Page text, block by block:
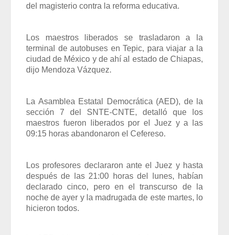
del magisterio contra la reforma educativa.
Los maestros liberados se trasladaron a la
terminal de autobuses en Tepic, para viajar a la
ciudad de México y de ahí al estado de Chiapas,
dijo Mendoza Vázquez.
La Asamblea Estatal Democrática (AED), de la
sección 7 del SNTE-CNTE, detalló que los
maestros fueron liberados por el Juez y a las
09:15 horas abandonaron el Cefereso.
Los profesores declararon ante el Juez y hasta
después de las 21:00 horas del lunes, habían
declarado cinco, pero en el transcurso de la
noche de ayer y la madrugada de este martes, lo
hicieron todos.